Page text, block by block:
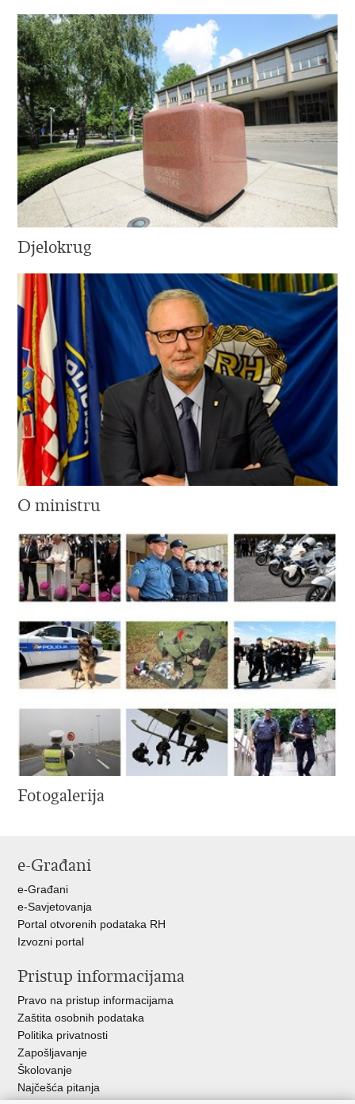
Djelokrug
O ministru
Fotogalerija
e-Građani
e-Građani
e-Savjetovanja
Portal otvorenih podataka RH
Izvozni portal
Pristup informacijama
Pravo na pristup informacijama
Zaštita osobnih podataka
Politika privatnosti
Zapošljavanje
Školovanje
Najčešća pitanja